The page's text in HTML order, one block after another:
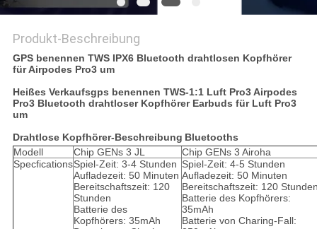
Produkt-Beschreibung
GPS benennen TWS IPX6 Bluetooth drahtlosen Kopfhörer
für Airpodes Pro3 um
Heißes Verkaufsgps benennen TWS-1:1 Luft Pro3 Airpodes
Pro3 Bluetooth drahtloser Kopfhörer Earbuds für Luft Pro3
um
Drahtlose Kopfhörer-Beschreibung Bluetooths
Modell
Chip GENs 3 JL
Chip GENs 3 Airoha
SpecficationsSpiel-Zeit: 3-4 Stunden
Aufladezeit: 50 Minuten
Bereitschaftszeit: 120
Stunden
Batterie des
Kopfhörers: 35mAh
Spiel-Zeit: 4-5 Stunden
Aufladezeit: 50 Minuten
Bereitschaftszeit: 120
Batterie des Kopfhörers:
35mAh
Batterie von Charing-Fall: